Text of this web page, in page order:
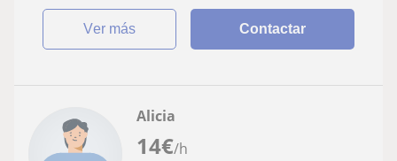
ver más Contactar
14€/h
Alicia